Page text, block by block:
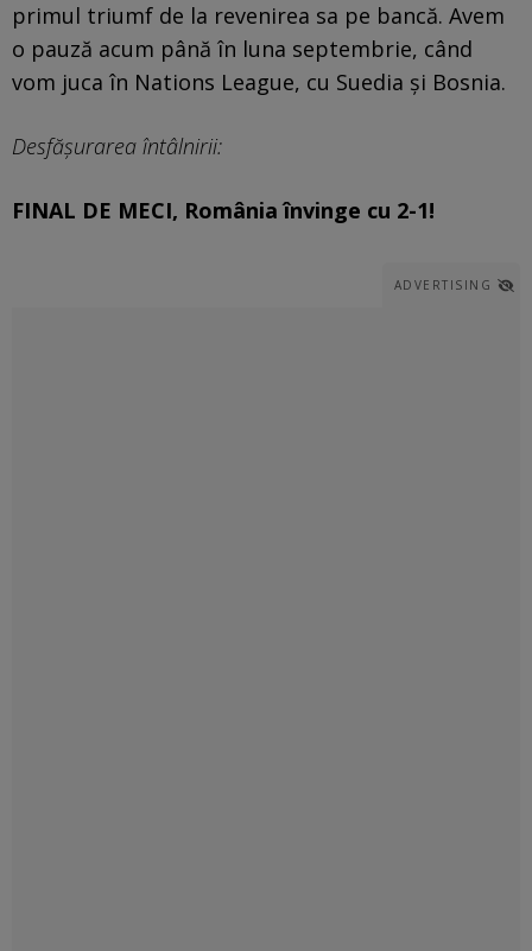
primul triumf de la revenirea sa pe bancă. Avem
o pauză acum până în luna septembrie, când
vom juca în Nations League, cu Suedia și Bosnia.
Desfășurarea întâlnirii:
FINAL DE MECI, România învinge cu 2-1!
ADVERTISING